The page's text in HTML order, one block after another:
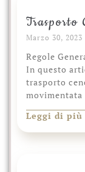
Trasporto
Marzo 30, 2023
Regole
In questo
trasporto
movimentata
Leggi di più